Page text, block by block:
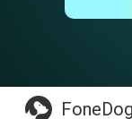
FoneDog